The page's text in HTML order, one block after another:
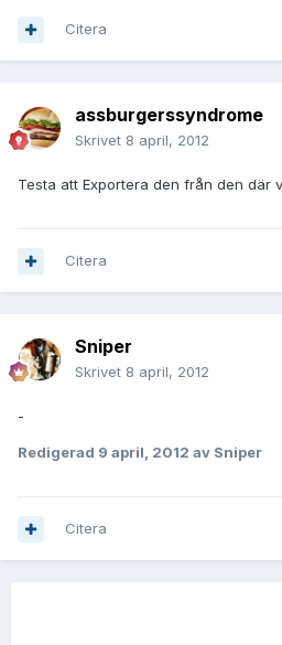
Citera
assburgerssyndrome
Skrivet 8 april, 2012
Testa att Exportera den från den där
Citera
Sniper
Skrivet 8 april, 2012
-
Redigerad 9 april, 2012 av Sniper
Citera